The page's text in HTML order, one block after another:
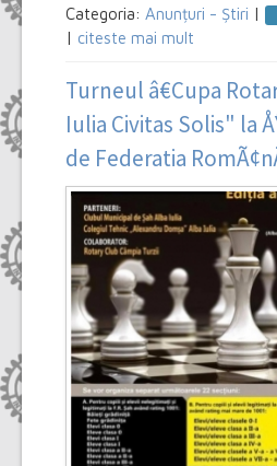
Categoria: Anunțuri - Știri |
| citeste mai mult
Turneul â€Cupa
Iulia Civitas Solis" la
de Federatia